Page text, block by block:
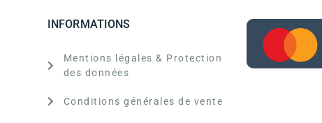
INFORMATIONS
Mentions légales & Protection
des données
Conditions générales de vente